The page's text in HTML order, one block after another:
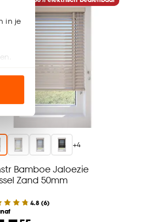
in je
+4
Bamboe Jaloezie
Zand 50mm
4.8 (6)